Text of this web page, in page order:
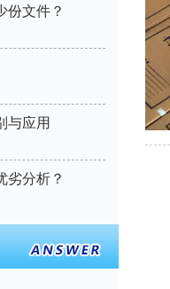
份文件？
与应用
劣分析？